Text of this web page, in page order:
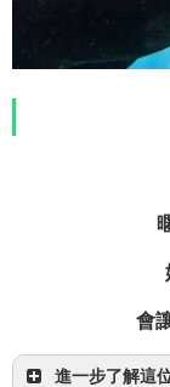
初次見面，
我會帶來充
OMSB會
進一步了解這